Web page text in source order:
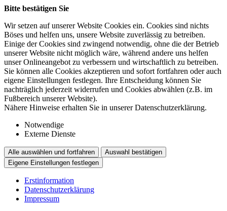
Bitte bestätigen Sie
Wir setzen auf unserer Website Cookies ein. Cookies sind nichts
Böses und helfen uns, unsere Website zuverlässig zu betreiben.
Einige der Cookies sind zwingend notwendig, ohne die der Betrieb
unserer Website nicht möglich wäre, während andere uns helfen
unser Onlineangebot zu verbessern und wirtschaftlich zu betreiben.
Sie können alle Cookies akzeptieren und sofort fortfahren oder auch
eigene Einstellungen festlegen. Ihre Entscheidung können Sie
nachträglich jederzeit widerrufen und Cookies abwählen (z.B. im
Fußbereich unserer Website).
Nähere Hinweise erhalten Sie in unserer Datenschutzerklärung.
Notwendige
Externe Dienste
Alle auswählen und fortfahren
Auswahl bestätigen
Eigene Einstellungen festlegen
Erstinformation
Datenschutzerklärung
Impressum